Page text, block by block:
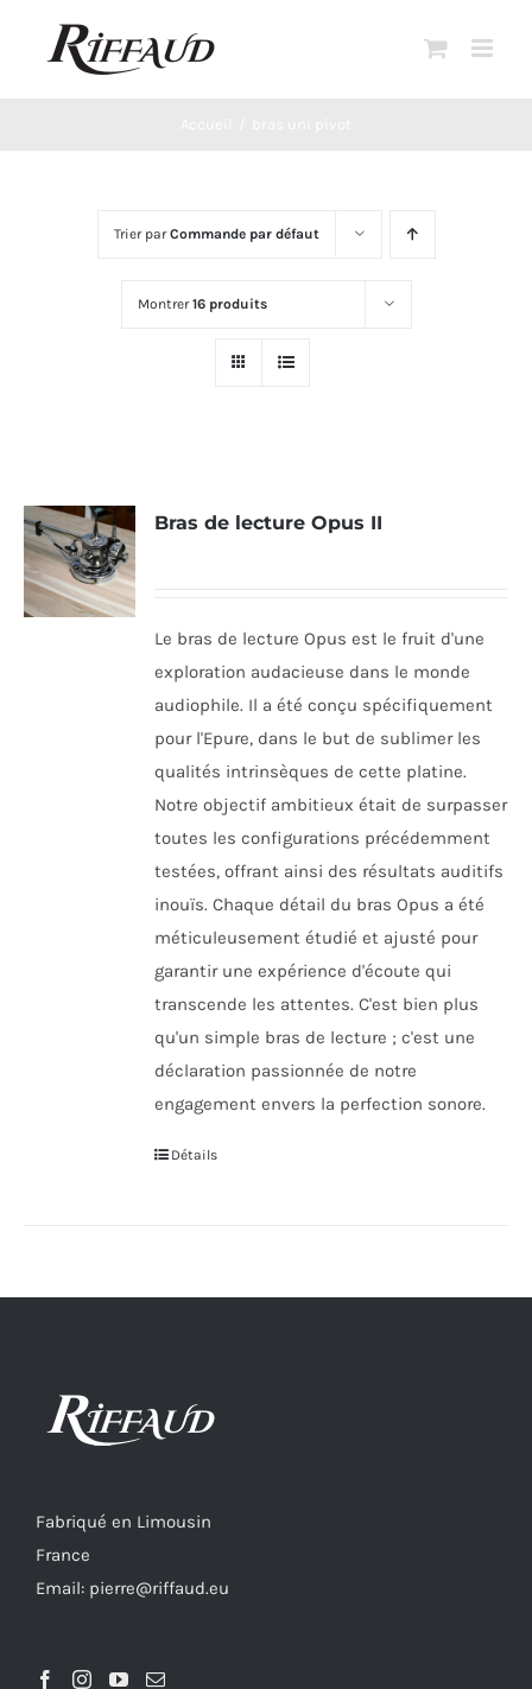
Trier parCommande par défaut
Montrer16 produits
Bras de lecture Opus II
Le bras de lecture Opus est le fruit d'une
exploration audacieuse dans le monde
audiophile. Il a été conçu spécifiquement
pour l'Epure, dans le but de sublimer les
qualités intrinsèques de cette platine.
Notre objectif ambitieux était de surpasser
toutes les configurations précédemment
testées, offrant ainsi des résultats auditifs
inouïs. Chaque détail du bras Opus a été
méticuleusement étudié et ajusté pour
garantir une expérience d'écoute qui
transcende les attentes. C'est bien plus
qu'un simple bras de lecture ; c'est une
déclaration passionnée de notre
engagement envers la perfection sonore.
Détails
Fabriqué en Limousin
France
Email: pierre@riffaud.eu